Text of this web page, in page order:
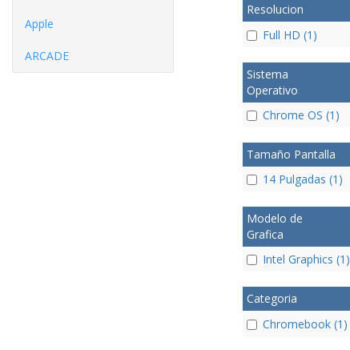
Apple
ARCADE
Resolucion
Full HD (1)
Sistema
Operativo
Chrome OS (1)
Tamaño Pantalla
14 Pulgadas (1)
Modelo de
Grafica
Intel Graphics (1)
Categoria
Chromebook (1)